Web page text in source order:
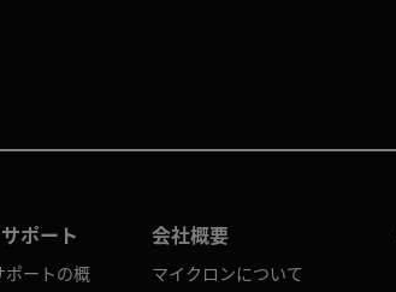
ポート
ポートの概
会社概要
マイクロンについて